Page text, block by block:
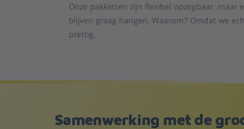
Onze pakketten zijn flexibel opzegbaar, maar
blijven graag hangen. Waarom? Omdat we
prettig.
Samenwerking met de